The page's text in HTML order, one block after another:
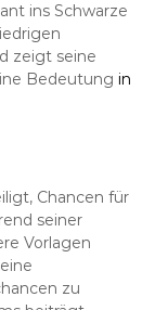
ins Schwarze
zeigt seine
Bedeutung in
Chancen für
seiner
Vorlagen
zu